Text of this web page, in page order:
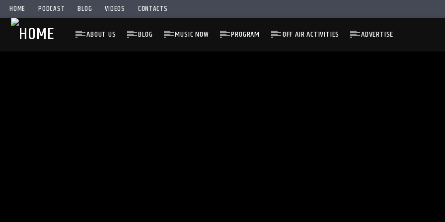
HOME PODCAST BLOG VIDEOS CONTACTS
ABOUT US BLOG MUSIC NOW PROGRAM OFF AIR ACTIVITIES ADVERTISE